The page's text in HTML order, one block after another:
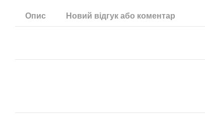
Опис Новий відгук або коментар